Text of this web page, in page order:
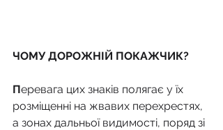
ЧОМУ ДОРОЖНІЙ ПОКАЖЧИК?
Перевага цих знаків полягає у їх
розміщенні на жвавих перехрестях,
а зонах дальньої видимості, поряд зі